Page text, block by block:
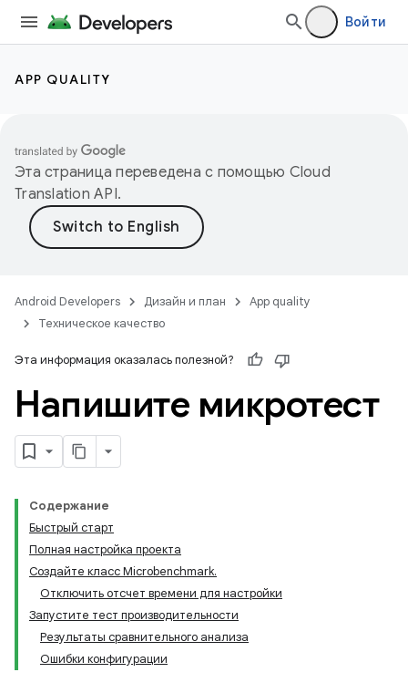
Войти
APP QUALITY
Эта страница переведена с помощью Cloud
Translation API.
Android Developers Дизайн и план
App quality
Техническое качество
Эта информация оказалась полезной?
Напишите микротест
Содержание
Быстрый старт
Полная настройка проекта
Создайте класс Microbenchmark.
Отключить отсчет времени для настройки
Запустите тест производительности
Результаты сравнительного анализа
Ошибки конфигурации